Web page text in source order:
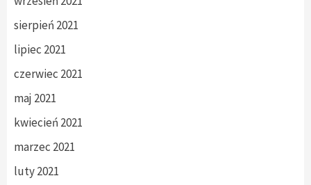
sierpień 2021
lipiec 2021
czerwiec 2021
maj 2021
kwiecień 2021
marzec 2021
luty 2021